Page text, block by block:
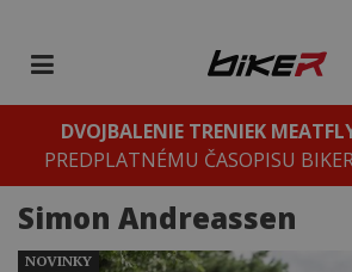
DVOJBALENIE TRENIEK
PREDPLATNÉMU ČASOPISU
Simon Andreassen
NOVINKY